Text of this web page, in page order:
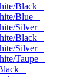
Black
Blue
Silver
Black
Silver
Taupe